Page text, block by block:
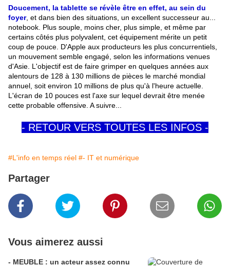
Doucement, la tablette se révèle être en effet, au sein du
foyer, et dans bien des situations, un excellent successeur au...
notebook. Plus souple, moins cher, plus simple, et même par
certains côtés plus polyvalent, cet équipement mérite un petit
coup de pouce. D'Apple aux producteurs les plus concurrentiels,
un mouvement semble engagé, selon les informations venues
d'Asie. L'objectif est de faire grimper en quelques années aux
alentours de 128 à 130 millions de pièces le marché mondial
annuel, soit environ 10 millions de plus qu'à l'heure actuelle.
L'écran de 10 pouces est l'axe sur lequel devrait être menée
cette probable offensive. A suivre...
- RETOUR VERS TOUTES LES INFOS -
#L'info en temps réel #- IT et numérique
Partager
Vous aimerez aussi
- MEUBLE : un acteur assez connu